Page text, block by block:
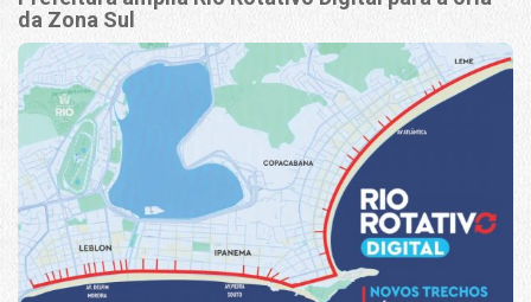
da Zona Sul